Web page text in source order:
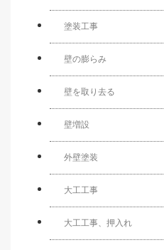
塗装工事
壁の膨らみ
壁を取り去る
壁増設
外壁塗装
大工工事
大工工事、押入れ